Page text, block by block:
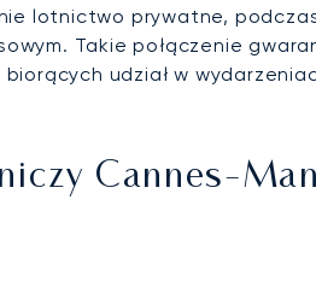
lotnictwo prywatne,
Takie połączenie
udział w
Cannes-